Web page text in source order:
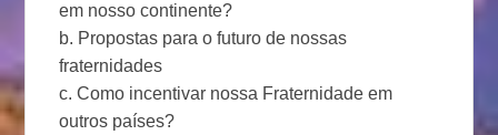
em nosso continente?
b. Propostas para o futuro de nossas
fraternidades
c. Como incentivar nossa Fraternidade em
outros países?